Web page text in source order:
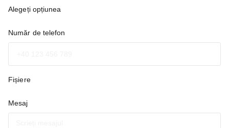
Alegeți opțiunea
Număr de telefon
Fișiere
Mesaj